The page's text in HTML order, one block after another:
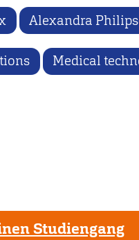
Alexandra
Medical
Studiengang